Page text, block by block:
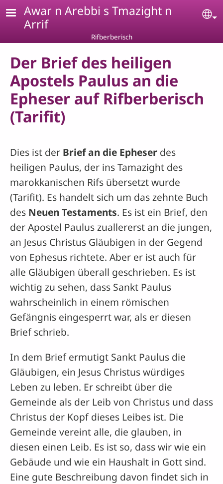
Skip to main content
Awar n Arebbi s Tmazight n
Arrif
Rifberberisch
Der Brief des heiligen
Apostels Paulus an die
Epheser auf Rifberberisch
(Tarifit)
Dies ist der Brief an die Epheser des
heiligen Paulus, der ins Tamazight des
marokkanischen Rifs übersetzt wurde
(Tarifit). Es handelt sich um das zehnte Buch
des Neuen Testaments. Es ist ein Brief, den
der Apostel Paulus zuallererst an die jungen,
an Jesus Christus Gläubigen in der Gegend
von Ephesus richtete. Aber er ist auch für
alle Gläubigen überall geschrieben. Es ist
wichtig zu sehen, dass Sankt Paulus
wahrscheinlich in einem römischen
Gefängnis eingesperrt war, als er diesen
Brief schrieb.
In dem Brief ermutigt Sankt Paulus die
Gläubigen, ein Jesus Christus würdiges
Leben zu leben. Er schreibt über die
Gemeinde als der Leib von Christus und dass
Christus der Kopf dieses Leibes ist. Die
Gemeinde vereint alle, die glauben, in
diesen einen Leib. Es ist so, dass wir wie ein
Gebäude und wie ein Haushalt in Gott sind.
Eine gute Beschreibung davon findet sich in